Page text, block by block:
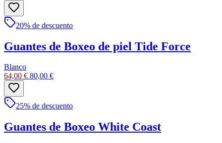
20% de descuento
Guantes de Boxeo de piel Tide Force
Blanco
64,00 € 80,00 €
25% de descuento
Guantes de Boxeo White Coast